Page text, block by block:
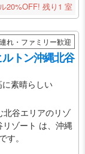
20%OFF! 残り1 室
れ・ファミリー歓迎
トン沖縄北谷
素晴らしい
北谷エリアのリゾ
ゾート は、沖縄
す。